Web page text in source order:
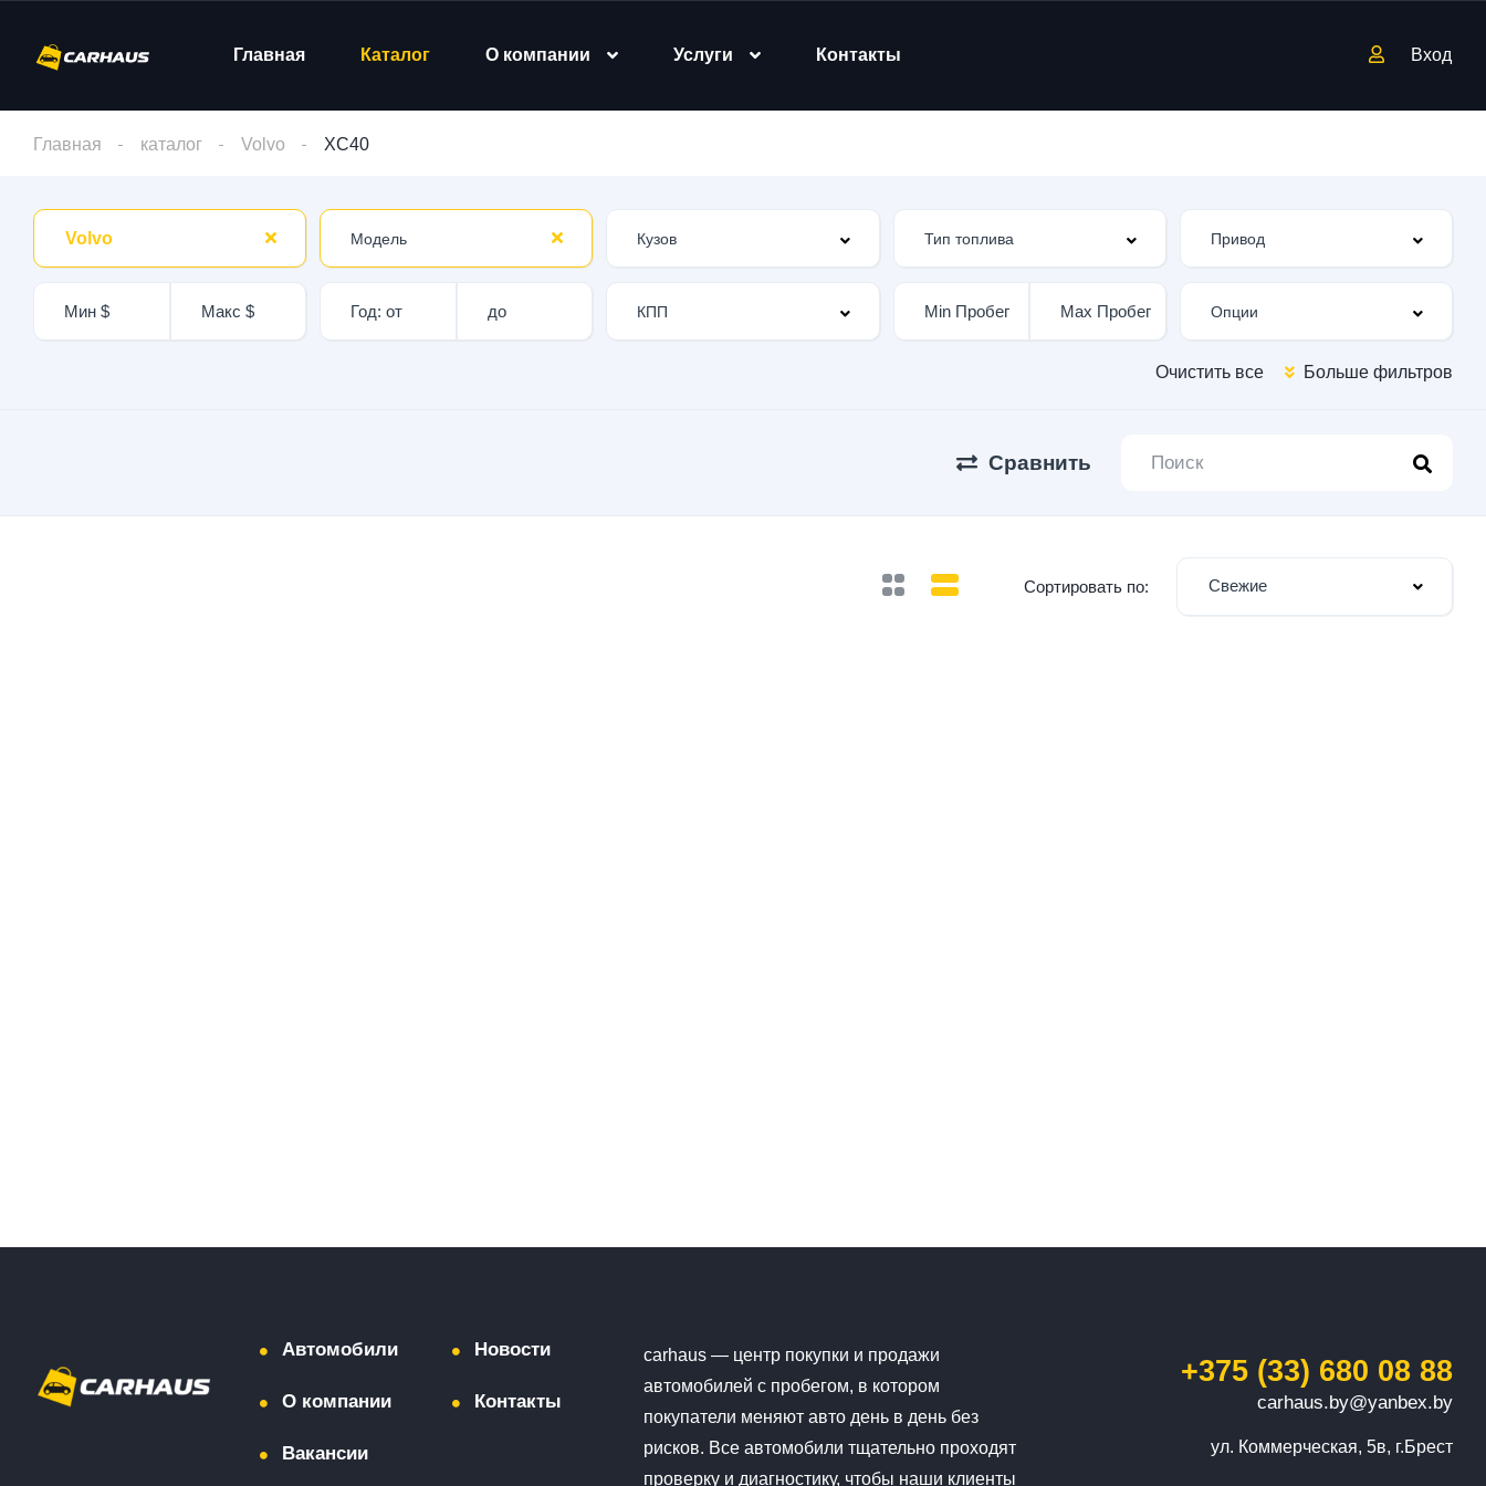
Главная Каталог О компании Услуги Контакты Вход
Главная каталог Volvo XC40
Volvo
Очистить все Больше фильтров
Сравнить
Сортировать по: Свежие
Автомобили Новости
О компании Контакты
Вакансии
carhaus — центр покупки и продажи
автомобилей с пробегом, в котором
покупатели меняют авто день в день без
рисков. Все автомобили тщательно проходят
проверку и диагностику, чтобы наши клиенты
+375 (33) 680 08 88
carhaus.by@yanbex.by
ул. Коммерческая, 5в, г.Брест